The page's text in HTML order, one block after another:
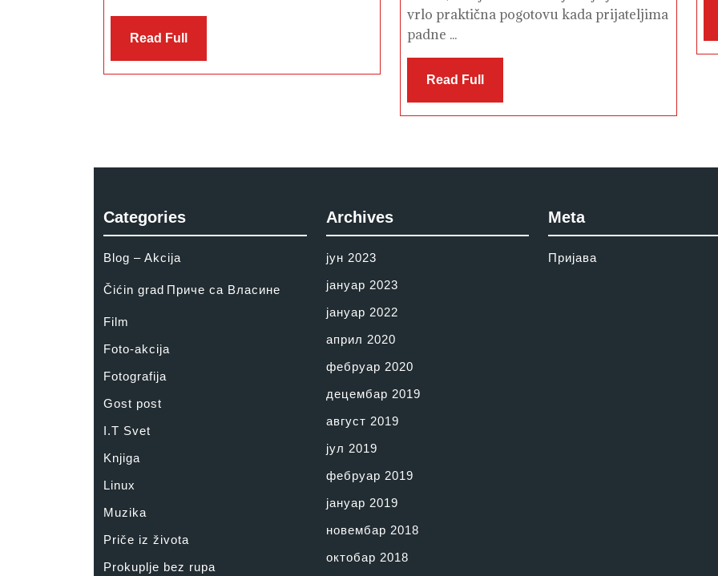
Read Full Read
One
DVD
vrlo praktična pogotovu kada prijateljima
padne ...
Read Full Read
Categories
Blog – Akcija
Čićin grad Приче са Власине
Film
Foto-akcija
Fotografija
Gost post
I.T Svet
Knjiga
Linux
Muzika
Priče iz života
Prokuplje bez rupa
Archives
јун 2023
јануар 2023
јануар 2022
април 2020
фебруар 2020
децембар 2019
август 2019
јул 2019
фебруар 2019
јануар 2019
новембар 2018
октобар 2018
Meta
Пријава